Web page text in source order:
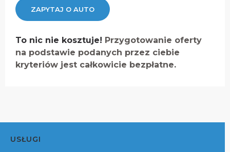
ZAPYTAJ O AUTO
To nic nie kosztuje! Przygotowanie oferty
na podstawie podanych przez ciebie
kryteriów jest całkowicie bezpłatne.
USŁUGI